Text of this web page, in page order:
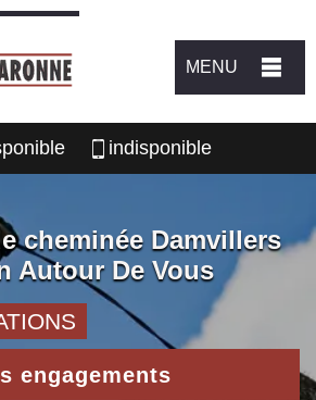
MENU
indisponible
cheminée Damvillers
Autour De Vous
engagements